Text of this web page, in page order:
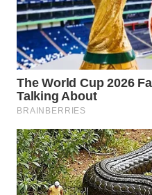
WN
MANDALIKA
WN
LIKUPANG
LABUANBAJO
WN
BORNEO